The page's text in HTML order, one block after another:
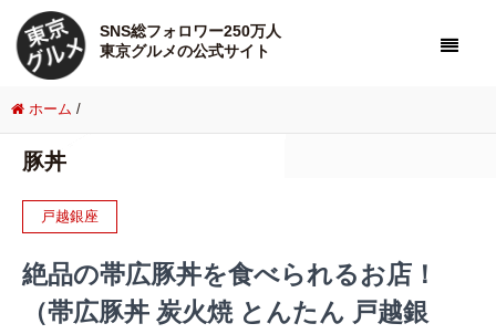
SNS総フォロワー250万人
東京グルメの公式サイト
ホーム /
豚丼
戸越銀座
絶品の帯広豚丼を食べられるお店！
（帯広豚丼 炭火焼 とんたん 戸越銀